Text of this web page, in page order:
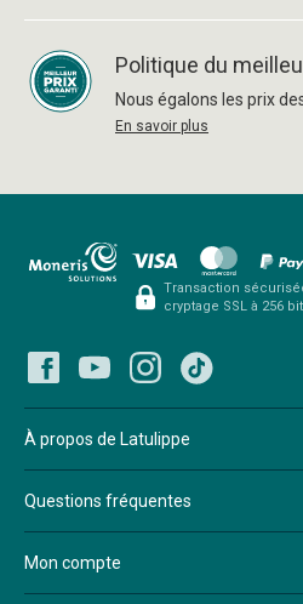
Politique du
Nous égalons les prix
En savoir plus
Transaction
cryptage SSL à 256
À propos de Latulippe
Questions fréquentes
Mon compte